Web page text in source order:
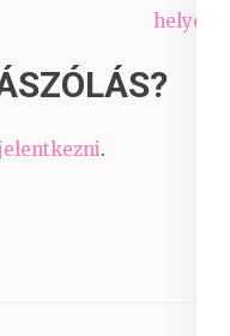
helyett
.